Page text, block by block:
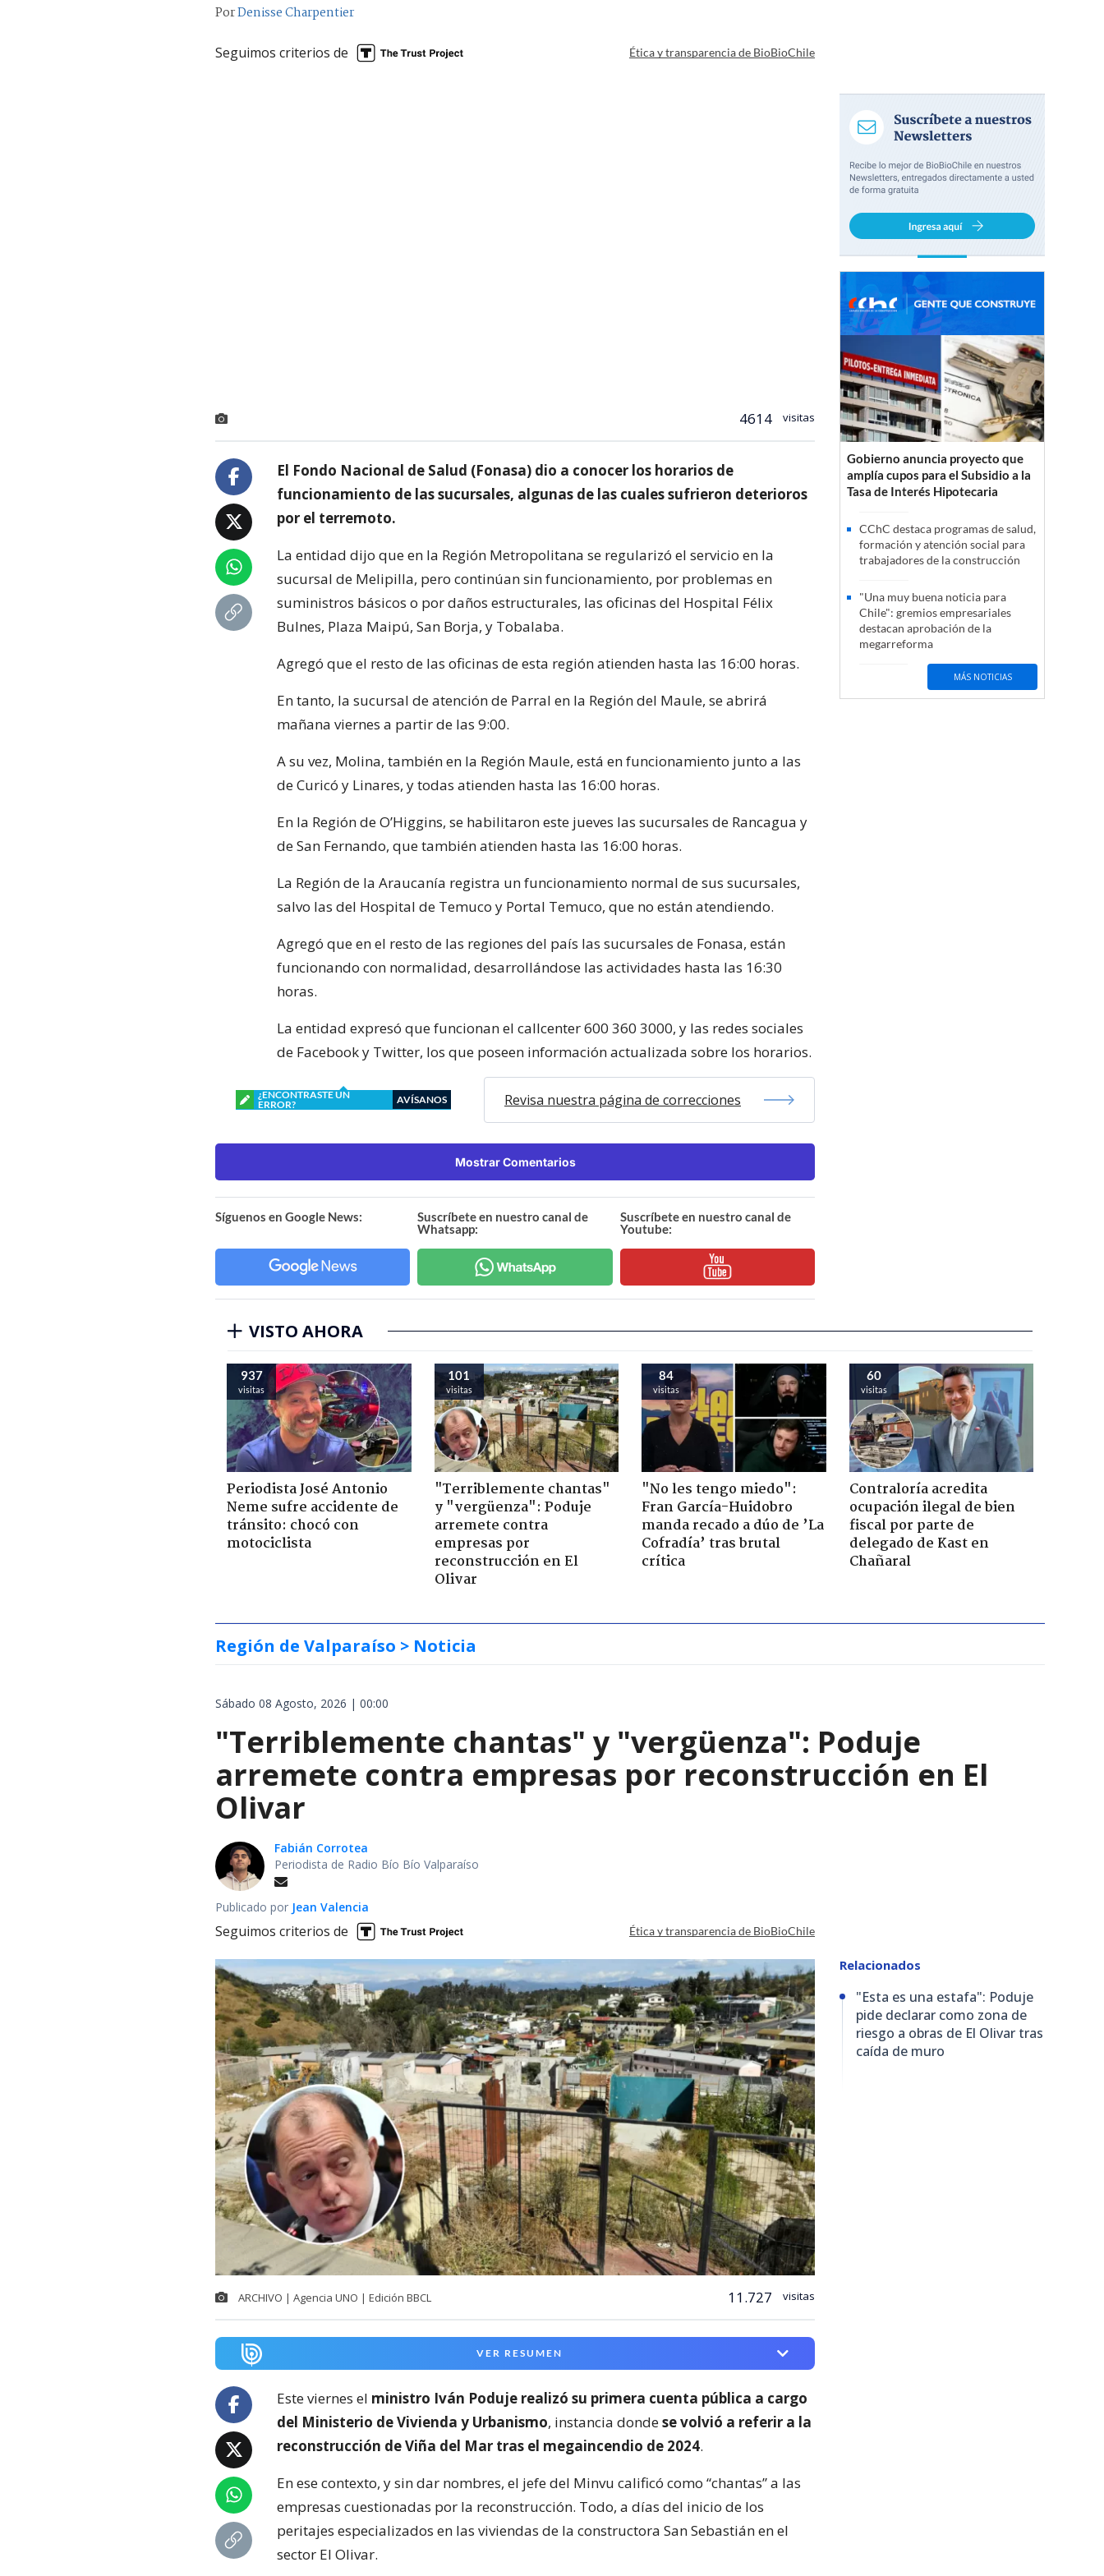
PorDenisse Charpentier
Seguimos criterios de Ética y transparencia de BioBioChile
4614 visitas
El Fondo Nacional de Salud (Fonasa) dio a conocer los horarios de
funcionamiento de las sucursales, algunas de las cuales sufrieron deterioros
por el terremoto.
La entidad dijo que en la Región Metropolitana se regularizó el servicio en la
sucursal de Melipilla, pero continúan sin funcionamiento, por problemas en
suministros básicos o por daños estructurales, las oficinas del Hospital Félix
Bulnes, Plaza Maipú, San Borja, y Tobalaba.
Agregó que el resto de las oficinas de esta región atienden hasta las 16:00 horas.
En tanto, la sucursal de atención de Parral en la Región del Maule, se abrirá
mañana viernes a partir de las 9:00.
A su vez, Molina, también en la Región Maule, está en funcionamiento junto a las
de Curicó y Linares, y todas atienden hasta las 16:00 horas.
En la Región de O’Higgins, se habilitaron este jueves las sucursales de Rancagua y
de San Fernando, que también atienden hasta las 16:00 horas.
La Región de la Araucanía registra un funcionamiento normal de sus sucursales,
salvo las del Hospital de Temuco y Portal Temuco, que no están atendiendo.
Agregó que en el resto de las regiones del país las sucursales de Fonasa, están
funcionando con normalidad, desarrollándose las actividades hasta las 16:30
horas.
La entidad expresó que funcionan el callcenter 600 360 3000, y las redes sociales
de Facebook y Twitter, los que poseen información actualizada sobre los horarios.
¿ENCONTRASTE UN
ERROR?
AVÍSANOS Revisa nuestra página de correcciones
Mostrar Comentarios
Síguenos en Google News:
Suscríbete en nuestro canal de
Whatsapp:
Suscríbete en nuestro canal de
Youtube:
Gobierno anuncia proyecto que
amplía cupos para el Subsidio a la
Tasa de Interés Hipotecaria
CChC destaca programas de salud,
formación y atención social para
trabajadores de la construcción
"Una muy buena noticia para
Chile": gremios empresariales
destacan aprobación de la
megarreforma
MÁS NOTICIAS
VISTO AHORA
937
visitas
Periodista José Antonio
Neme sufre accidente de
tránsito: chocó con
motociclista
101
visitas
"Terriblemente chantas"
y "vergüenza": Poduje
arremete contra
empresas por
reconstrucción en El
Olivar
84
visitas
"No les tengo miedo":
Fran García-Huidobro
manda recado a dúo de ’La
Cofradía’ tras brutal
crítica
60
visitas
Contraloría acredita
ocupación ilegal de bien
fiscal por parte de
delegado de Kast en
Chañaral
Región de Valparaíso > Noticia
Sábado 08 Agosto, 2026 | 00:00
"Terriblemente chantas" y "vergüenza": Poduje
arremete contra empresas por reconstrucción en El
Olivar
Fabián Corrotea
Periodista de Radio Bío Bío Valparaíso
Publicado por Jean Valencia
Seguimos criterios de Ética y transparencia de BioBioChile
ARCHIVO | Agencia UNO | Edición BBCL 11.727 visitas
VER RESUMEN
Este viernes el ministro Iván Poduje realizó su primera cuenta pública a cargo
del Ministerio de Vivienda y Urbanismo, instancia dondese volvió a referir a la
reconstrucción de Viña del Mar tras el megaincendio de 2024.
En ese contexto, y sin dar nombres, el jefe del Minvu calificó como “chantas” a las
empresas cuestionadas por la reconstrucción. Todo, a días del inicio de los
peritajes especializados en las viviendas de la constructora San Sebastián en el
sector El Olivar.
Relacionados
"Esta es una estafa": Poduje
pide declarar como zona de
riesgo a obras de El Olivar tras
caída de muro